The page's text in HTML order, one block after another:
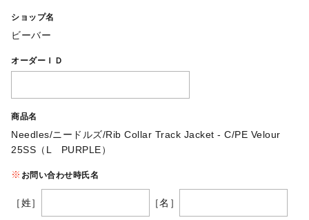
ショップ名
ビーバー
オーダーＩＤ
商品名
Needles/ニードルズ/Rib Collar Track Jacket - C/PE Velour
25SS（L PURPLE）
お問い合わせ時氏名
［姓］ ［名］